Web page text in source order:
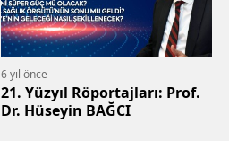
6 yıl önce
21. Yüzyıl Röportajları: Prof.
Dr. Hüseyin BAĞCI